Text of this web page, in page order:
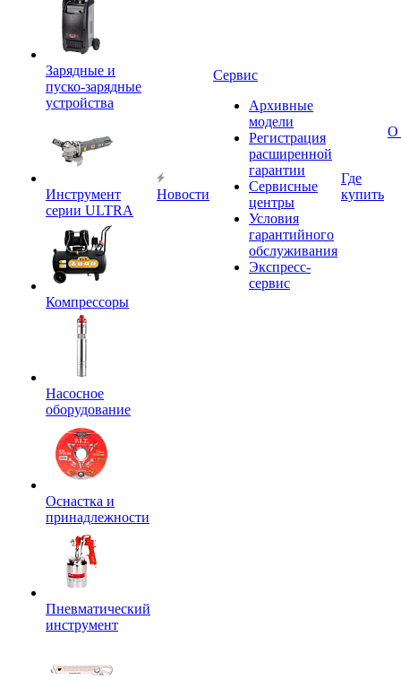
Зарядные и
пуско-зарядные
устройства
Инструмент
серии ULTRA
Компрессоры
Насосное
оборудование
Оснастка и
принадлежности
Пневматический
инструмент
Новости
Сервис
Архивные
модели
Регистрация
расширенной
гарантии
Сервисные
центры
Условия
гарантийного
обслуживания
Экспресс-
сервис
Где
купить
О